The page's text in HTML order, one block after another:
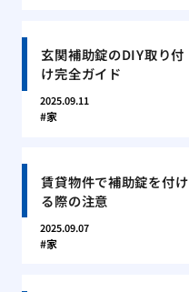
玄関補助錠のDIY取り付
け完全ガイド
2025.09.11
家
賃貸物件で補助錠を付け
る際の注意
2025.09.07
家